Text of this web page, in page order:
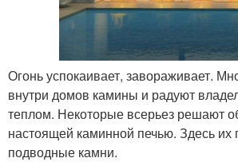
Огонь успокаивает, завораживает.
внутри домов камины и радуют
теплом. Некоторые всерьез решают
настоящей каминной печью. Здесь
подводные камни.